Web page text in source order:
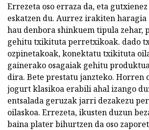
Errezeta oso erraza da, eta
eskatzen du. Aurrez irakiten haragia
hau denbora shinkuem tipula zehar,
gehitu txikituta perretxikoak. dado
ozpinetakoak, konektatu txikituta
gainerako osagaiak gehitu
dira. Bete prestatu janzteko. Horren
jogurt klasikoa erabili ahal izango
entsalada geruzak jarri dezakezu
oilaskoa. Errezeta, ikusten duzun
baina plater bihurtzen da oso